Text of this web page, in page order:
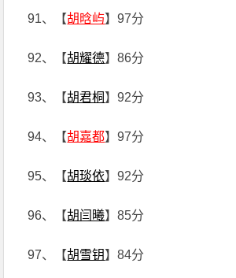
91、【胡晗屿】97分
92、【胡耀德】86分
93、【胡君桐 】92分
94、【胡嘉都】97分
95、【胡琰依】92分
96、【胡闫曦】85分
97、【胡雪钥】84分